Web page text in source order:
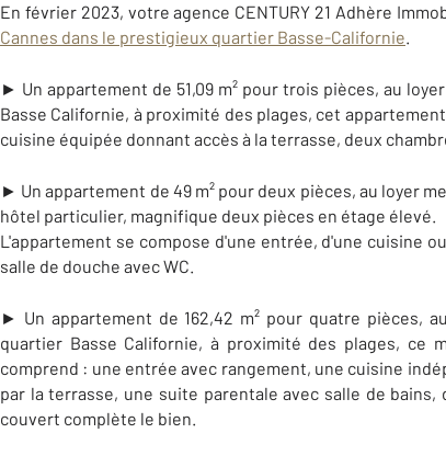
En février 2023, votre agence CENTURY 21 Adhère
Cannes dans le prestigieux quartier Basse-Californie.
► Un appartement de 51,09 m² pour trois pièces, au
Basse Californie, à proximité des plages, cet
cuisine équipée donnant accès à la terrasse, deux
► Un appartement de 49 m² pour deux pièces, au loyer
hôtel particulier, magnifique deux pièces en étage élevé.
L'appartement se compose d'une entrée, d'une cuisine
salle de douche avec WC.
► Un appartement de 162,42 m² pour quatre pièces,
quartier Basse Californie, à proximité des plages, ce
comprend : une entrée avec rangement, une cuisine
par la terrasse, une suite parentale avec salle de
couvert complète le bien.